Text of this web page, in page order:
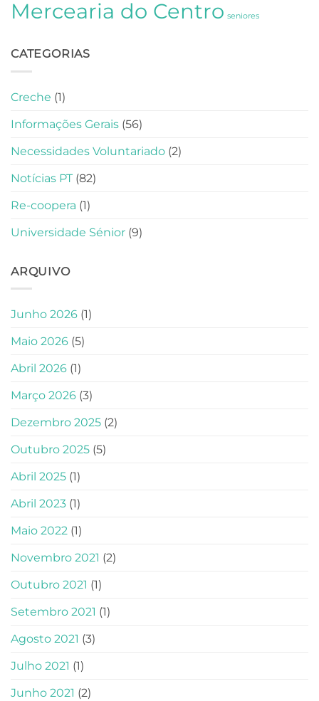
Mercearia do Centro seniores
CATEGORIAS
Creche (1)
Informações Gerais (56)
Necessidades Voluntariado (2)
Notícias PT (82)
Re-coopera (1)
Universidade Sénior (9)
ARQUIVO
Junho 2026 (1)
Maio 2026 (5)
Abril 2026 (1)
Março 2026 (3)
Dezembro 2025 (2)
Outubro 2025 (5)
Abril 2025 (1)
Abril 2023 (1)
Maio 2022 (1)
Novembro 2021 (2)
Outubro 2021 (1)
Setembro 2021 (1)
Agosto 2021 (3)
Julho 2021 (1)
Junho 2021 (2)